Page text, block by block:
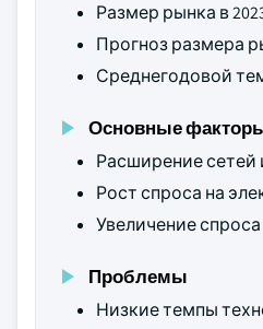
Размер рынка в
Прогноз размера
Среднегодовой
Основные
Расширение сетей
Рост спроса на
Увеличение
Проблемы
Низкие темпы